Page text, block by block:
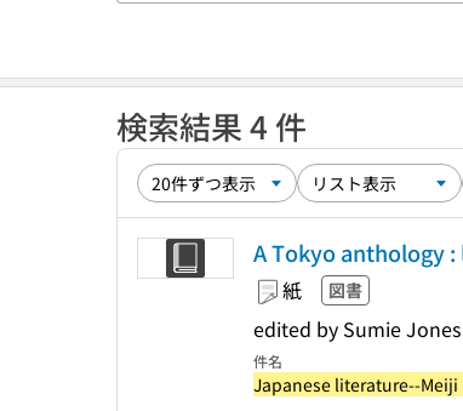
検索結果 4 件
A Tokyo anthology
紙 図書
edited by Sumie
件名
Japanese literature--